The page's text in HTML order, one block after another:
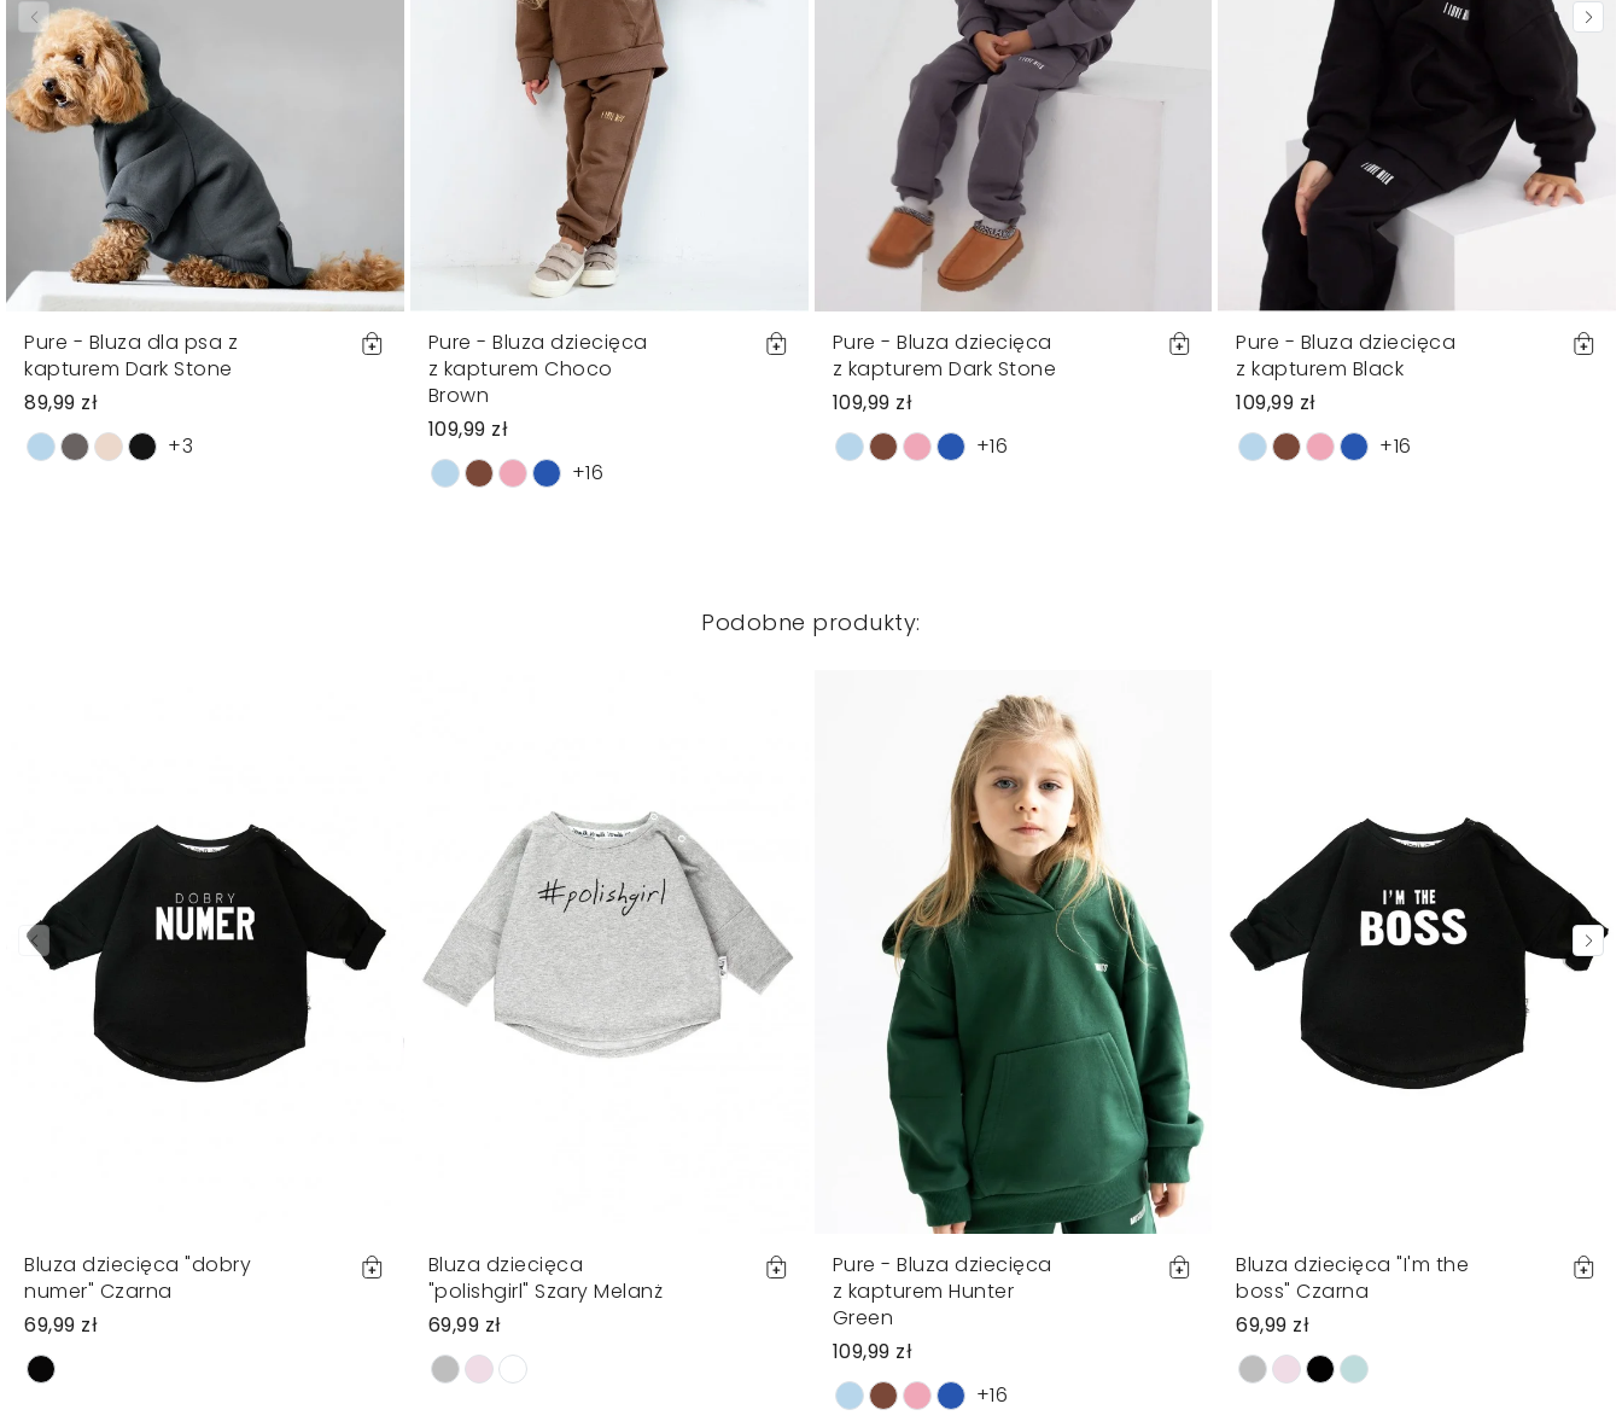
Pure - Bluza dla psa z
kapturem Dark Stone
89,99 zł
+3
Pure - Bluza dziecięca
z kapturem Choco
Brown
109,99 zł
+16
Pure - Bluza dziecięca
z kapturem Dark Stone
109,99 zł
+16
Pure - Bluza dziecięca
z kapturem Black
109,99 zł
+16
Podobne produkty:
Bluza dziecięca "dobry
numer" Czarna
69,99 zł
Bluza dziecięca
"polishgirl" Szary Melanż
69,99 zł
Pure - Bluza dziecięca
z kapturem Hunter
Green
109,99 zł
+16
Bluza dziecięca "I'm the
boss" Czarna
69,99 zł